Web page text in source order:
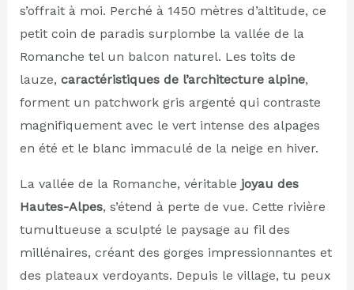
s’offrait à moi. Perché à 1450 mètres d’altitude, ce
petit coin de paradis surplombe la vallée de la
Romanche tel un balcon naturel. Les toits de
lauze, caractéristiques de l’architecture alpine,
forment un patchwork gris argenté qui contraste
magnifiquement avec le vert intense des alpages
en été et le blanc immaculé de la neige en hiver.
La vallée de la Romanche, véritable joyau des
Hautes-Alpes, s’étend à perte de vue. Cette rivière
tumultueuse a sculpté le paysage au fil des
millénaires, créant des gorges impressionnantes et
des plateaux verdoyants. Depuis le village, tu peux